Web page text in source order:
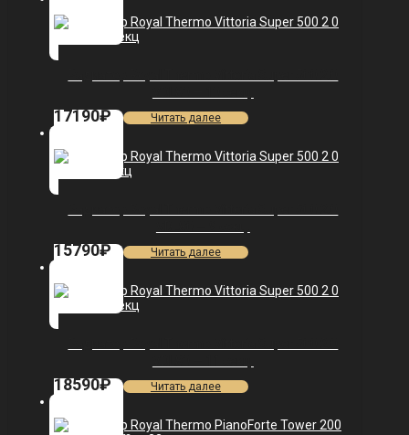
17190₽ Читать далее
15790₽ Читать далее
18590₽ Читать далее